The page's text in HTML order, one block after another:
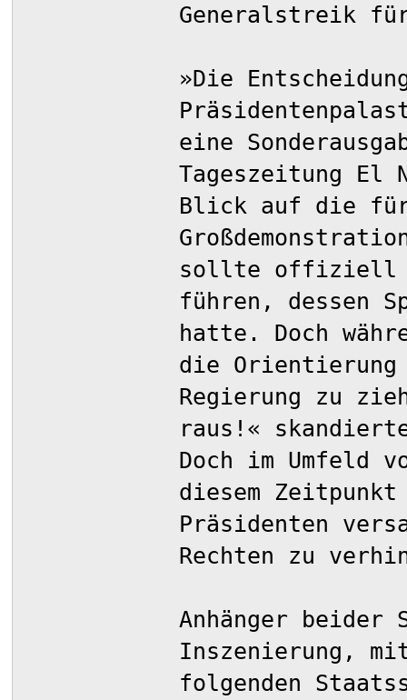
Generalstreik
»Die
eine
Tageszeitung El
Blick auf die
sollte offiziell
führen, dessen
hatte. Doch
die Orientierung
Regierung zu
raus!«
Doch im Umfeld
diesem Zeitpunkt
Präsidenten
Rechten zu
Anhänger beider
Inszenierung,
folgenden